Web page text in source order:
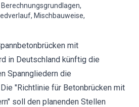
Mischbauweise,
mit
in Deutschland künftig die
Spanngliedern die
"Richtlinie für Betonbrücken mit
soll den planenden Stellen